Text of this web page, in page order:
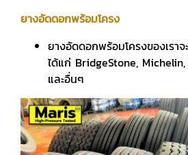
ยางอัดดอกพร้อมโครง
ยางอัดดอกพร้อมโครงของเรา
ได้แก่ BridgeStone,
และอื่นๆ